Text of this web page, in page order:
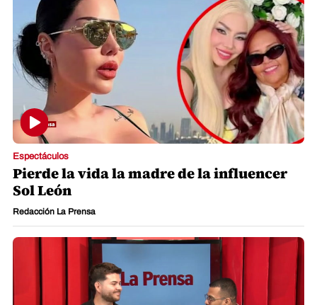
Espectáculos
Pierde la vida la madre de la influencer
Sol León
Redacción La Prensa